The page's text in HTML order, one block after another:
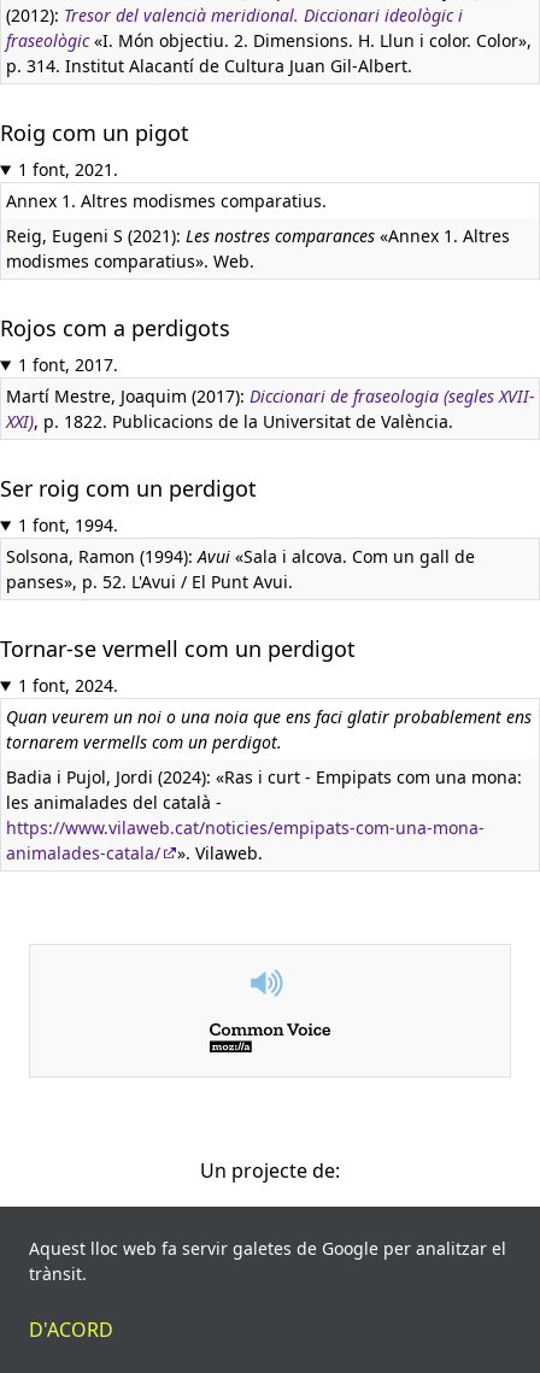
(2012): Tresor del valencià meridional. Diccionari ideològic i
fraseològic«I. Món objectiu. 2. Dimensions. H. Llun i color. Color»,
p. 314. Institut Alacantí de Cultura Juan Gil-Albert.
Roig com un pigot
1 font, 2021.
Annex 1. Altres modismes comparatius.
Reig, Eugeni S (2021): Les nostres comparances «Annex 1. Altres
modismes comparatius». Web.
Rojos com a perdigots
1 font, 2017.
Martí Mestre, Joaquim (2017): Diccionari de fraseologia (segles XVII-
XXI), p. 1822. Publicacions de la Universitat de València.
Ser roig com un perdigot
1 font, 1994.
Solsona, Ramon (1994):Avui «Sala i alcova. Com un gall de
panses», p. 52. L'Avui / El Punt Avui.
Tornar-se vermell com un perdigot
1 font, 2024.
Quan veurem un noi o una noia que ens faci glatir probablement ens
tornarem vermells com un perdigot.
Badia i Pujol, Jordi (2024): «Ras i curt - Empipats com una mona:
les animalades del català -
https://www.vilaweb.cat/noticies/empipats-com-una-mona-
animalades-catala/
». Vilaweb.
Un projecte de:
dites.cat
Aquest lloc web fa servir galetes de Google per analitzar el
trànsit.
D'ACORD